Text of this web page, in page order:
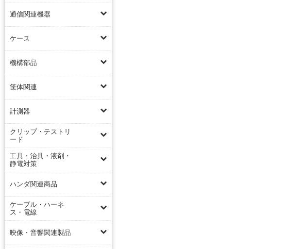
通信関連機器
ケース
機構部品
筐体関連
計測器
クリップ・テストリ
ード
工具・治具・液剤・
静電対策
ハンダ関連商品
ケーブル・ハーネ
ス・電線
映像・音響関連製品